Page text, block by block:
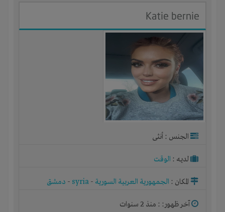
Katie bernie
الجنس : أنثى
لديـه : الوقت
المكان : الجمهورية العربية السورية -
syria
- دمشق
آخر ظهور: : منذ 2 سنوات